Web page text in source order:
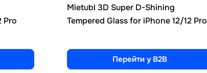
Pro
Mietubl 3D Super D-Shining
Tempered Glass for iPhone 12/12 Pro
Перейти у B2B